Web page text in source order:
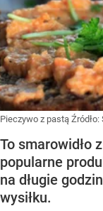
Pieczywo z pastą Źródło:
To smarowidło
popularne
na długie
wysiłku.